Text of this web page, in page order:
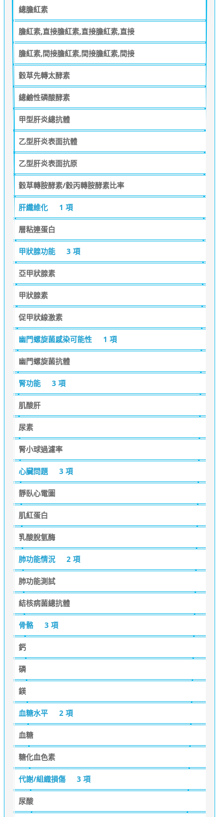
總膽紅素
膽紅素,直接膽紅素,直接膽紅素,直接
膽紅素,間接膽紅素,間接膽紅素,間接
穀草先轉太酵素
總鹼性磷酸酵素
甲型肝炎總抗體
乙型肝炎表面抗體
乙型肝炎表面抗原
穀草轉胺酵素/穀丙轉胺酵素比率
肝纖維化 1 項
層粘連蛋白
甲狀腺功能 3 項
亞甲狀腺素
甲狀腺素
促甲狀線激素
幽門螺旋菌感染可能性 1 項
幽門螺旋菌抗體
腎功能 3 項
肌酸肝
尿素
腎小球過濾率
心臟問題 3 項
靜臥心電圖
肌紅蛋白
乳酸脫氫酶
肺功能情況 2 項
肺功能測試
結核病菌總抗體
骨骼 3 項
鈣
磷
鎂
血糖水平 2 項
血糖
糖化血色素
代謝/組織損傷 3 項
尿酸